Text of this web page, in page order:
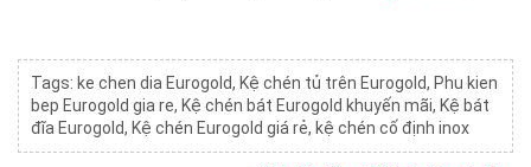
Tags: ke chen dia Eurogold, Kệ chén tủ trên Eurogold, Phu kien
bep Eurogold gia re, Kệ chén bát Eurogold khuyến mãi, Kệ bát
đĩa Eurogold, Kệ chén Eurogold giá rẻ, kệ chén cố định inox